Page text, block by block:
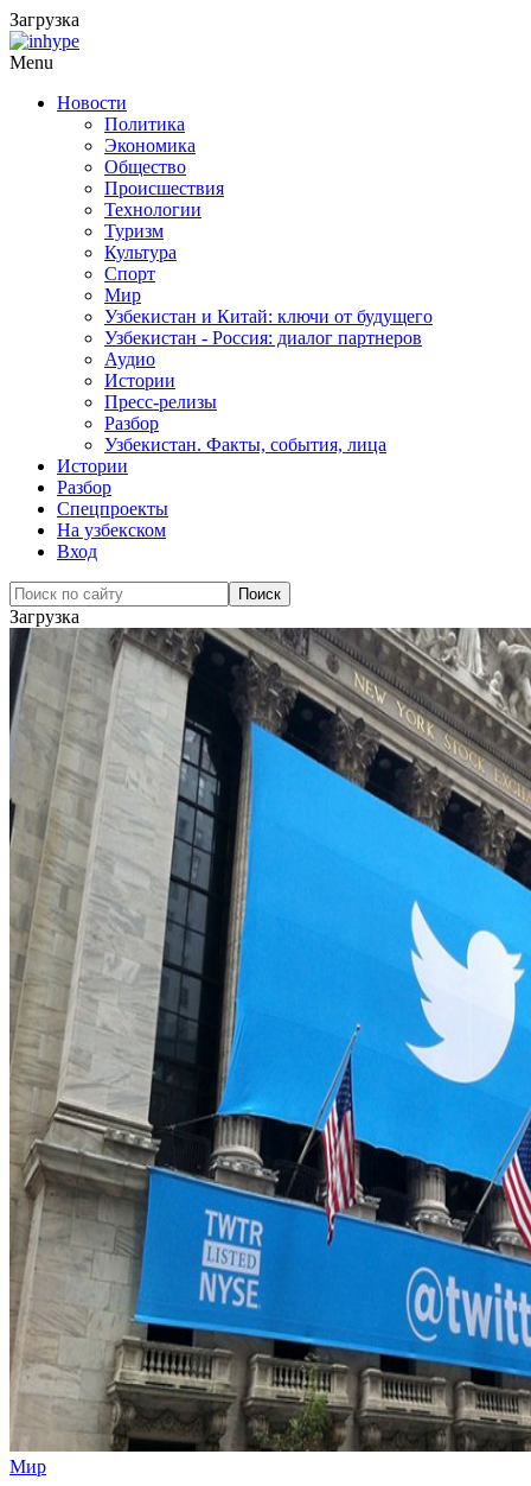
Загрузка
Menu
Новости
Политика
Экономика
Общество
Происшествия
Технологии
Туризм
Культура
Спорт
Мир
Узбекистан и Китай: ключи от будущего
Узбекистан - Россия: диалог партнеров
Аудио
Истории
Пресс-релизы
Разбор
Узбекистан. Факты, события, лица
Истории
Разбор
Спецпроекты
На узбекском
Вход
Загрузка
Мир